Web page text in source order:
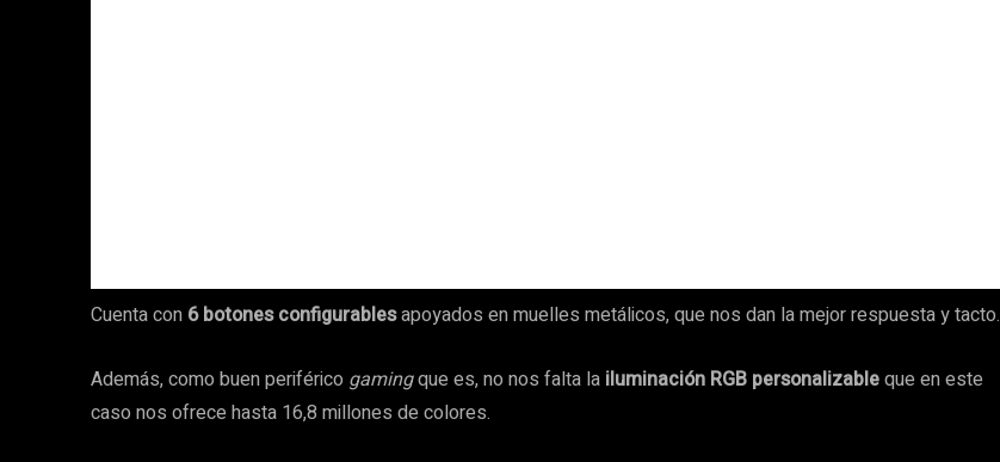
Cuenta con 6 botones configurablesapoyados en muelles metálicos, que nos dan la mejor respuesta y tacto.
Además, como buen periférico gamingque es, no nos falta la iluminación RGB personalizableque en este
caso nos ofrece hasta 16,8 millones de colores.